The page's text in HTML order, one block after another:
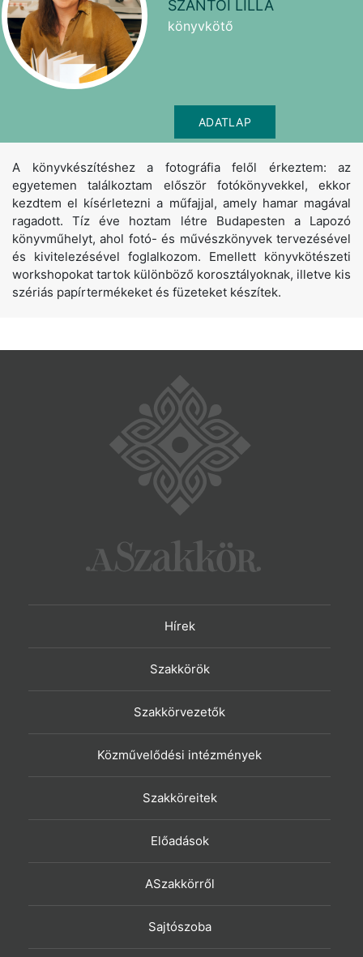
SZÁNTÓI LILLA
könyvkötő
ADATLAP
A könyvkészítéshez a fotográfia felől érkeztem: az
egyetemen találkoztam először fotókönyvekkel, ekkor
kezdtem el kísérletezni a műfajjal, amely hamar magával
ragadott. Tíz éve hoztam létre Budapesten a Lapozó
könyvműhelyt, ahol fotó- és művészkönyvek tervezésével
és kivitelezésével foglalkozom. Emellett könyvkötészeti
workshopokat tartok különböző korosztályoknak, illetve kis
szériás papírtermékeket és füzeteket készítek.
Hírek
Szakkörök
Szakkörvezetők
Közművelődési intézmények
Szakköreitek
Előadások
ASzakkörről
Sajtószoba